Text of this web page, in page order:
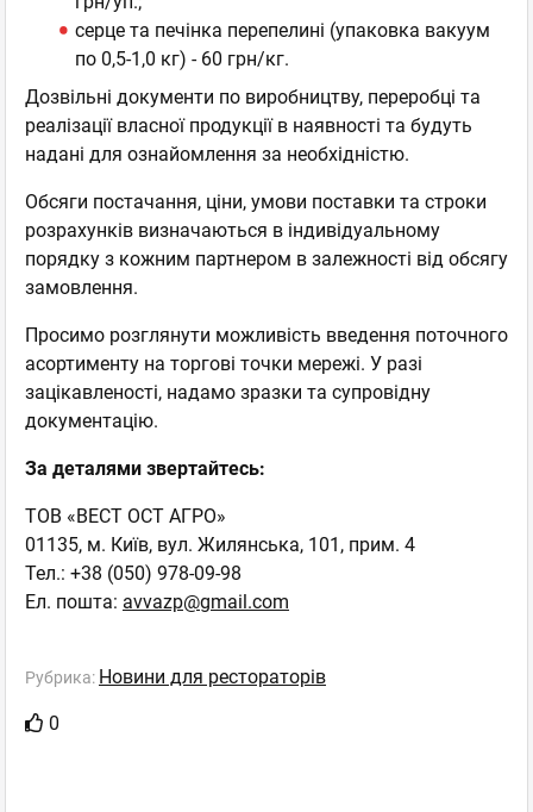
серце та печінка перепелині (упаковка вакуум
по 0,5-1,0 кг) - 60 грн/кг.
Дозвільні документи по виробництву, переробці та
реалізації власної продукції в наявності та будуть
надані для ознайомлення за необхідністю.
Обсяги постачання, ціни, умови поставки та строки
розрахунків визначаються в індивідуальному
порядку з кожним партнером в залежності від обсягу
замовлення.
Просимо розглянути можливість введення поточного
асортименту на торгові точки мережі. У разі
зацікавленості, надамо зразки та супровідну
документацію.
За деталями звертайтесь:
ТОВ «ВЕСТ ОСТ АГРО»
01135, м. Київ, вул. Жилянська, 101, прим. 4
Тел.: +38 (050) 978-09-98
Ел. пошта: avvazp@gmail.com
Рубрика: Новини для рестораторів
0